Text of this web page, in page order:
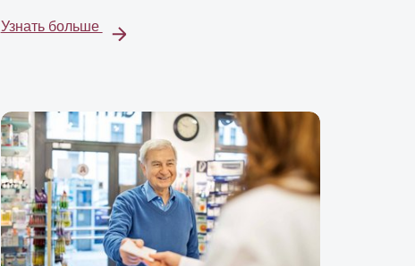
Узнать больше